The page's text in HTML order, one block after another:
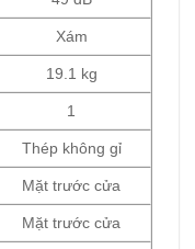
Xám
19.1 kg
1
Thép không gỉ
Mặt trước cửa
Mặt trước cửa